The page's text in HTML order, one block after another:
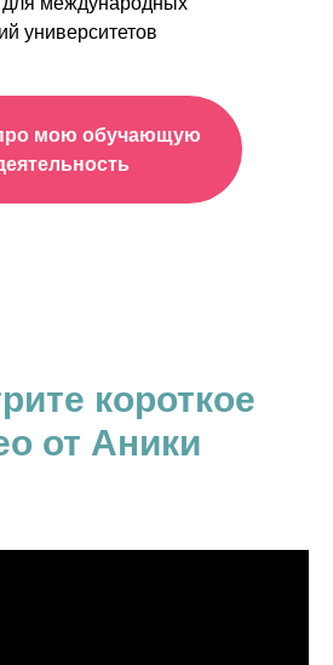
университетов
мою обучающую
короткое
от Аники